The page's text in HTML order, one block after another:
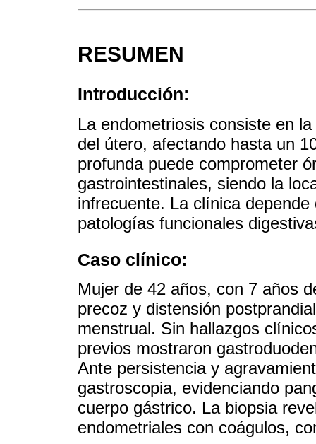
RESUMEN
Introducción:
La endometriosis consiste en
del útero, afectando hasta un
profunda puede comprometer
gastrointestinales, siendo la
infrecuente. La clínica
patologías funcionales
Caso clínico:
Mujer de 42 años, con 7 años
precoz y distensión
menstrual. Sin hallazgos
previos mostraron
Ante persistencia y
gastroscopia, evidenciando
cuerpo gástrico. La biopsia
endometriales con coágulos,